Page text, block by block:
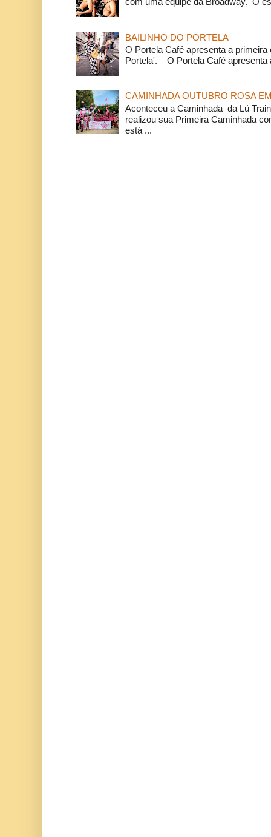
BAILINHO DO PORTELA
O Portela Café apresenta a
Portela'. O Portela Café apresenta
CAMINHADA OUTUBRO ROSA
Aconteceu a Caminhada da Lú
realizou sua Primeira Caminhada
está ...